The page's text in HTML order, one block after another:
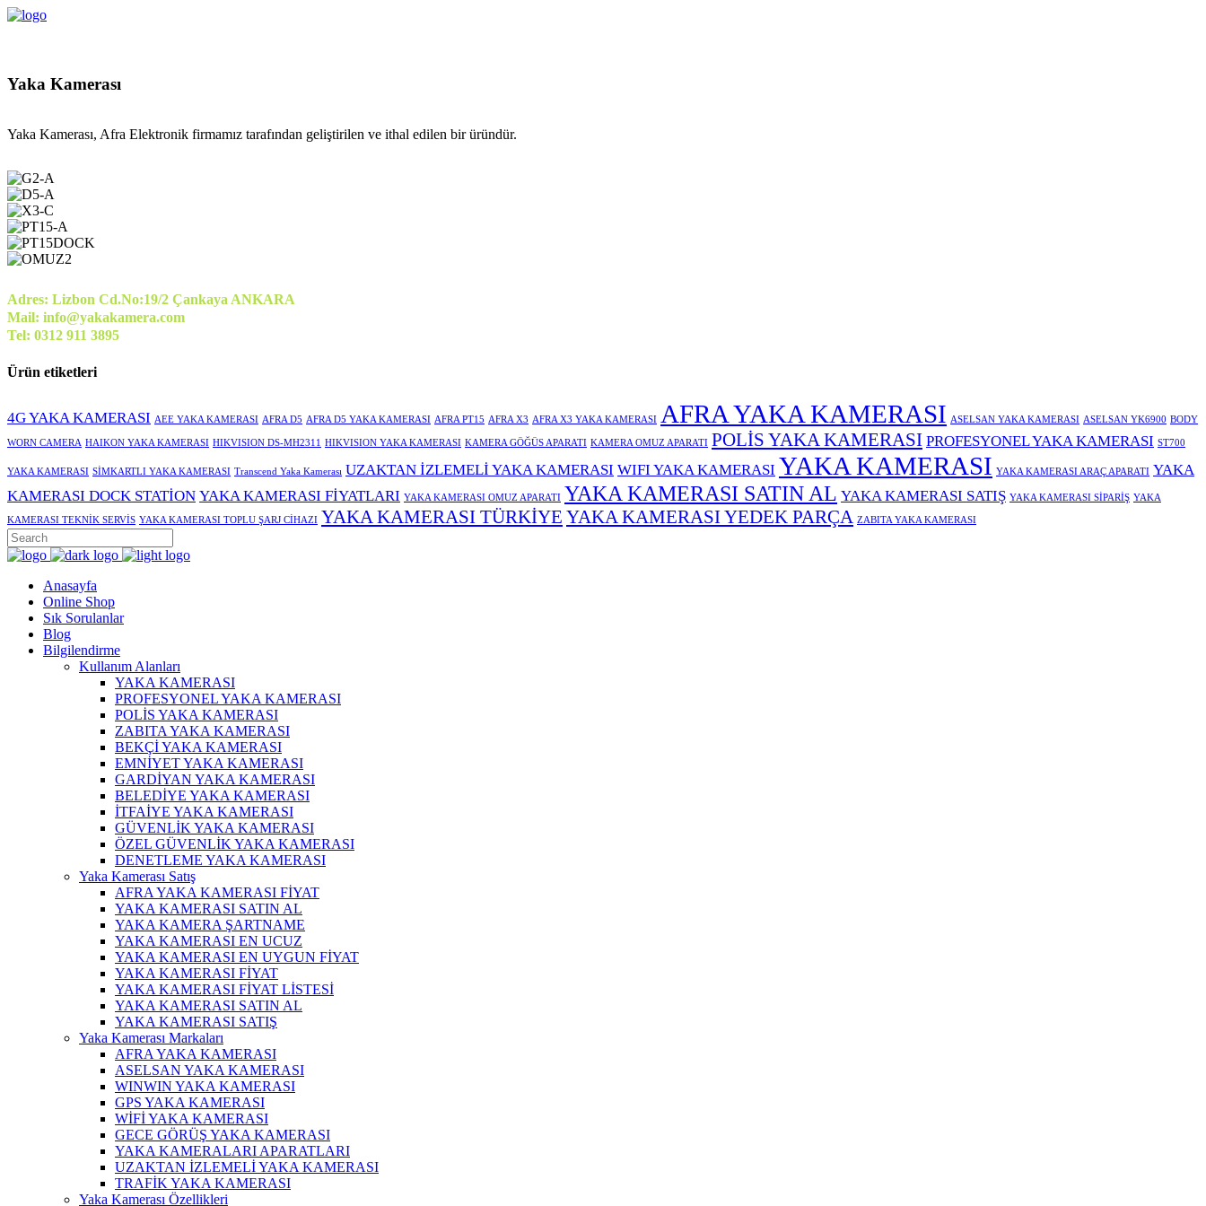
Yaka Kamerası
Yaka Kamerası, Afra Elektronik firmamız tarafından geliştirilen ve ithal edilen bir üründür.
Adres: Lizbon Cd.No:19/2 Çankaya ANKARA
Mail: info@yakakamera.com
Tel: 0312 911 3895
Ürün etiketleri
4G YAKA KAMERASI AEE YAKA KAMERASI AFRA D5 AFRA D5 YAKA KAMERASI AFRA PT15 AFRA X3 AFRA X3 YAKA KAMERASI AFRA YAKA KAMERASI ASELSAN YAKA KAMERASI ASELSAN YK6900 BODY
WORN CAMERA HAIKON YAKA KAMERASI HIKVISION DS-MH2311 HIKVISION YAKA KAMERASI KAMERA GÖĞÜS APARATI KAMERA OMUZ APARATI POLİS YAKA KAMERASI PROFESYONEL YAKA KAMERASI ST700
YAKA KAMERASI SİMKARTLI YAKA KAMERASI Transcend Yaka Kamerası UZAKTAN İZLEMELİ YAKA KAMERASI WIFI YAKA KAMERASI YAKA KAMERASI YAKA KAMERASI ARAÇ APARATI YAKA
KAMERASI DOCK STATİON YAKA KAMERASI FİYATLARI YAKA KAMERASI OMUZ APARATI YAKA KAMERASI SATIN AL YAKA KAMERASI SATIŞ YAKA KAMERASI SİPARİŞ YAKA
KAMERASI TEKNİK SERVİS YAKA KAMERASI TOPLU ŞARJ CİHAZI YAKA KAMERASI TÜRKİYE YAKA KAMERASI YEDEK PARÇA ZABITA YAKA KAMERASI
Anasayfa
Online Shop
Sık Sorulanlar
Blog
Bilgilendirme
Kullanım Alanları
YAKA KAMERASI
PROFESYONEL YAKA KAMERASI
POLİS YAKA KAMERASI
ZABITA YAKA KAMERASI
BEKÇİ YAKA KAMERASI
EMNİYET YAKA KAMERASI
GARDİYAN YAKA KAMERASI
BELEDİYE YAKA KAMERASI
İTFAİYE YAKA KAMERASI
GÜVENLİK YAKA KAMERASI
ÖZEL GÜVENLİK YAKA KAMERASI
DENETLEME YAKA KAMERASI
Yaka Kamerası Satış
AFRA YAKA KAMERASI FİYAT
YAKA KAMERASI SATIN AL
YAKA KAMERA ŞARTNAME
YAKA KAMERASI EN UCUZ
YAKA KAMERASI EN UYGUN FİYAT
YAKA KAMERASI FİYAT
YAKA KAMERASI FİYAT LİSTESİ
YAKA KAMERASI SATIN AL
YAKA KAMERASI SATIŞ
Yaka Kamerası Markaları
AFRA YAKA KAMERASI
ASELSAN YAKA KAMERASI
WINWIN YAKA KAMERASI
GPS YAKA KAMERASI
WİFİ YAKA KAMERASI
GECE GÖRÜŞ YAKA KAMERASI
YAKA KAMERALARI APARATLARI
UZAKTAN İZLEMELİ YAKA KAMERASI
TRAFİK YAKA KAMERASI
Yaka Kamerası Özellikleri